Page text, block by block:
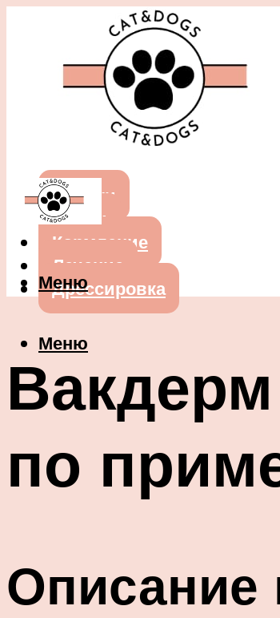
Собаки
Кошки
Кормление
Лечение
Дрессировка
Меню
Меню
по
Описание